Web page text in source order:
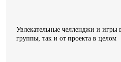
Увлекательные челленджи и игры
группы, так и от проекта в целом